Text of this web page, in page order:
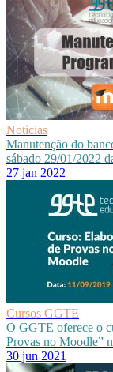
Notícias
Manutenção do
sábado 29/01/2022
27 jan 2022
Cursos GGTE
O GGTE oferece o
Provas no Moodle”
30 jun 2021